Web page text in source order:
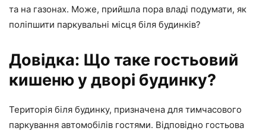
та на газонах. Може, прийшла пора владі подумати, як
поліпшити паркувальні місця біля будинків?
Довідка: Що таке гостьовий
кишеню у дворі будинку?
Територія біля будинку, призначена для тимчасового
паркування автомобілів гостями. Відповідно гостьова